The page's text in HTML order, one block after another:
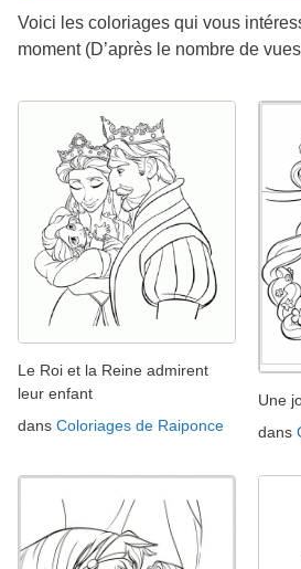
Voici les coloriages qui vous
moment (D’après le nombre de
Le Roi et la Reine admirent
leur enfant
dans Coloriages de Raiponce
Une
dans